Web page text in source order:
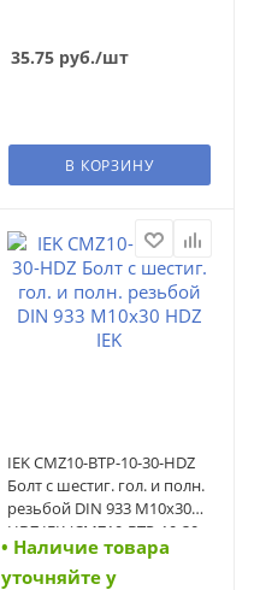
35.75руб./шт
В КОРЗИНУ
IEK CMZ10-BTP-10-30-HDZ
Болт с шестиг. гол. и полн.
резьбой DIN 933 М10х30
HDZ IEK (CMZ10-BTP-10-30-
HDZ)
• Наличие товара
уточняйте у